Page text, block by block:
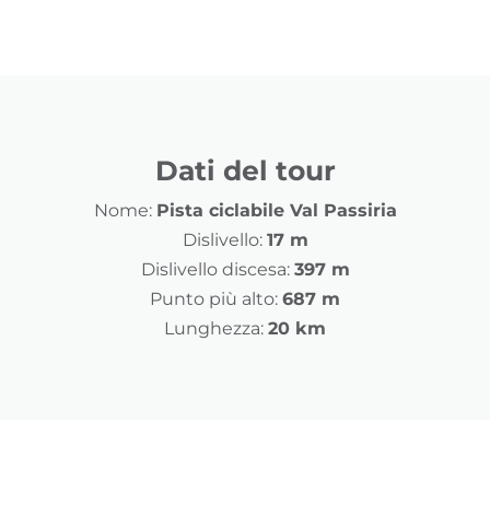
Dati del tour
Nome: Pista ciclabile Val Passiria
Dislivello: 17 m
Dislivello discesa: 397 m
Punto più alto: 687 m
Lunghezza: 20 km